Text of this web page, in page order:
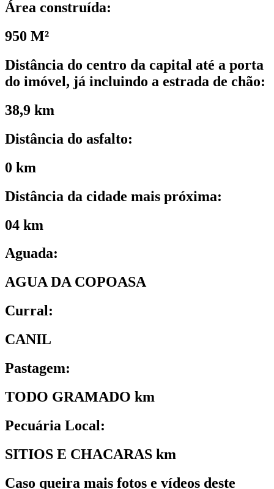
Área construída:
950 M²
Distância do centro da capital até a porta
do imóvel, já incluindo a estrada de chão:
38,9 km
Distância do asfalto:
0 km
Distância da cidade mais próxima:
04 km
Aguada:
AGUA DA COPOASA
Curral:
CANIL
Pastagem:
TODO GRAMADO km
Pecuária Local:
SITIOS E CHACARAS km
Caso queira mais fotos e vídeos deste